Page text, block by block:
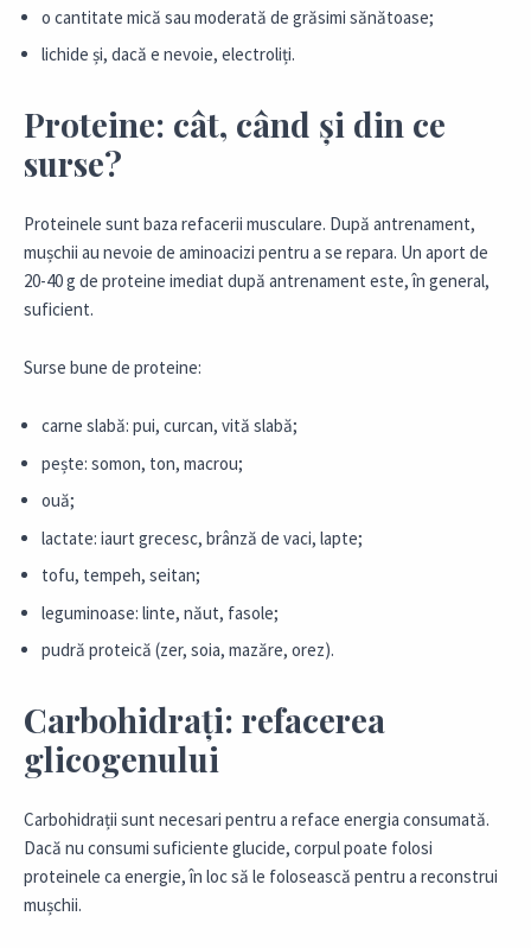
o cantitate mică sau moderată de grăsimi sănătoase;
lichide și, dacă e nevoie, electroliți.
Proteine: cât, când și din ce
surse?
Proteinele sunt baza refacerii musculare. După antrenament,
mușchii au nevoie de aminoacizi pentru a se repara. Un aport de
20-40 g de proteine imediat după antrenament este, în general,
suficient.
Surse bune de proteine:
carne slabă: pui, curcan, vită slabă;
pește: somon, ton, macrou;
ouă;
lactate: iaurt grecesc, brânză de vaci, lapte;
tofu, tempeh, seitan;
leguminoase: linte, năut, fasole;
pudră proteică (zer, soia, mazăre, orez).
Carbohidrați: refacerea
glicogenului
Carbohidrații sunt necesari pentru a reface energia consumată.
Dacă nu consumi suficiente glucide, corpul poate folosi
proteinele ca energie, în loc să le folosească pentru a reconstrui
mușchii.